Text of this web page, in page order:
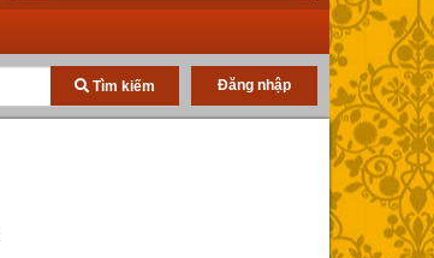
Tìm kiếm Đăng nhập